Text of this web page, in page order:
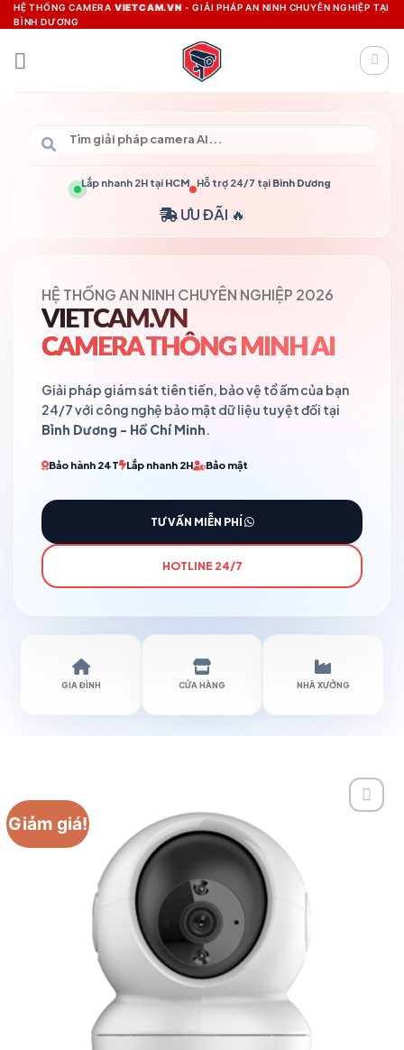
Skip
to
content
HỆ THỐNG CAMERA VIETCAM.VN - GIẢI PHÁP AN NINH CHUYÊN NGHIỆP TẠI
BÌNH DƯƠNG
Lắp nhanh 2H tại HCM Hỗ trợ 24/7 tại Bình Dương
ƯU ĐÃI 🔥
HỆ THỐNG AN NINH CHUYÊN NGHIỆP 2026
VIETCAM.VN
CAMERA THÔNG MINH AI
Giải pháp giám sát tiên tiến, bảo vệ tổ ấm của bạn
24/7 với công nghệ bảo mật dữ liệu tuyệt đối tại
Bình Dương - Hồ Chí Minh.
Bảo hành 24T Lắp nhanh 2H Bảo mật
TƯ VẤN MIỄN PHÍ
HOTLINE 24/7
GIA ĐÌNH CỬA HÀNG NHÀ XƯỞNG
Giảm giá!